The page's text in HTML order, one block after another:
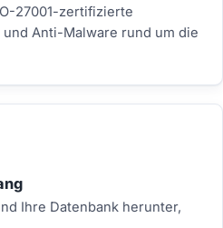
27001-zertifizierte
Anti-Malware rund um die
Ihre Datenbank herunter,